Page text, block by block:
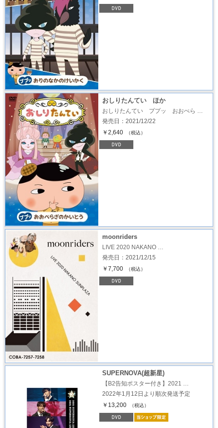
おしりたんてい ほか
おしりたんてい ププッ おおぺら …
発売日：2021/12/22
￥2,640
（税込）
moonriders
LIVE 2020 NAKANO …
発売日：2021/12/15
￥7,700
（税込）
SUPERNOVA(超新星)
【B2告知ポスター付き】2021 …
2022年1月12日より順次発送予定
￥13,200
（税込）